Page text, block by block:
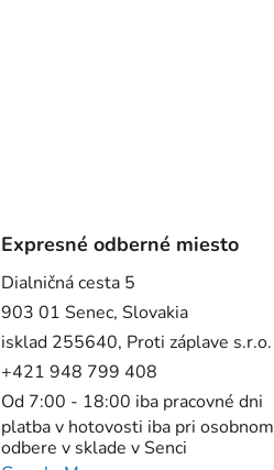
Expresné odberné miesto
Dialničná cesta 5
903 01 Senec, Slovakia
isklad 255640, Proti záplave s.r.o.
+421 948 799 408
Od 7:00 - 18:00 iba pracovné dni
platba v hotovosti iba pri osobnom
odbere v sklade v Senci